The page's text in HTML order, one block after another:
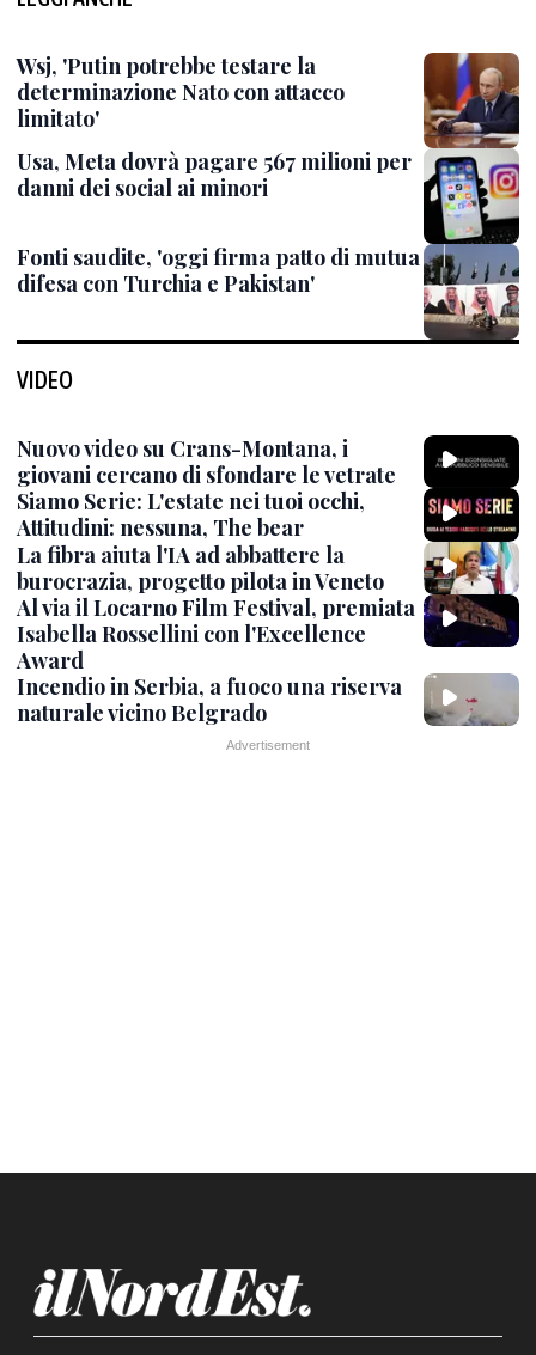
Wsj, 'Putin potrebbe testare la
determinazione Nato con attacco
limitato'
Usa, Meta dovrà pagare 567 milioni per
danni dei social ai minori
Fonti saudite, 'oggi firma patto di mutua
difesa con Turchia e Pakistan'
VIDEO
Nuovo video su Crans-Montana, i
giovani cercano di sfondare le vetrate
Siamo Serie: L'estate nei tuoi occhi,
Attitudini: nessuna, The bear
La fibra aiuta l'IA ad abbattere la
burocrazia, progetto pilota in Veneto
Al via il Locarno Film Festival, premiata
Isabella Rossellini con l'Excellence
Award
Incendio in Serbia, a fuoco una riserva
naturale vicino Belgrado